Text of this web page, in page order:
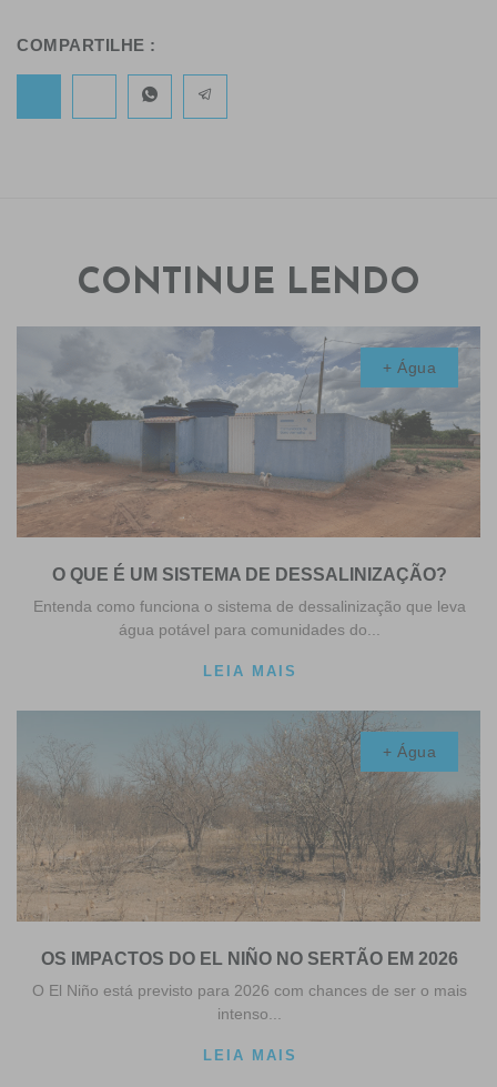
COMPARTILHE :
CONTINUE LENDO
+ Água
O QUE É UM SISTEMA DE DESSALINIZAÇÃO?
Entenda como funciona o sistema de dessalinização que leva
água potável para comunidades do...
LEIA MAIS
+ Água
OS IMPACTOS DO EL NIÑO NO SERTÃO EM 2026
O El Niño está previsto para 2026 com chances de ser o mais
intenso...
LEIA MAIS